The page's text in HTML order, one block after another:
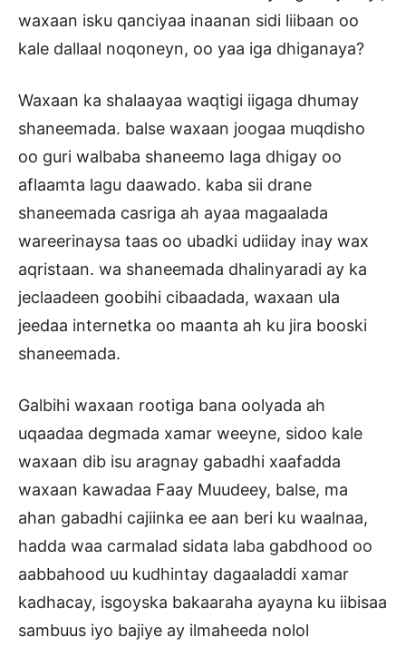
waxaan isku qanciyaa inaanan sidi liibaan oo
kale dallaal noqoneyn, oo yaa iga dhiganaya?
Waxaan ka shalaayaa waqtigi iigaga dhumay
shaneemada. balse waxaan joogaa muqdisho
oo guri walbaba shaneemo laga dhigay oo
aflaamta lagu daawado. kaba sii drane
shaneemada casriga ah ayaa magaalada
wareerinaysa taas oo ubadki udiiday inay wax
aqristaan. wa shaneemada dhalinyaradi ay ka
jeclaadeen goobihi cibaadada, waxaan ula
jeedaa internetka oo maanta ah ku jira booski
shaneemada.
Galbihi waxaan rootiga bana oolyada ah
uqaadaa degmada xamar weeyne, sidoo kale
waxaan dib isu aragnay gabadhi xaafadda
waxaan kawadaa Faay Muudeey, balse, ma
ahan gabadhi cajiinka ee aan beri ku waalnaa,
hadda waa carmalad sidata laba gabdhood oo
aabbahood uu kudhintay dagaaladdi xamar
kadhacay, isgoyska bakaaraha ayayna ku iibisaa
sambuus iyo bajiye ay ilmaheeda nolol